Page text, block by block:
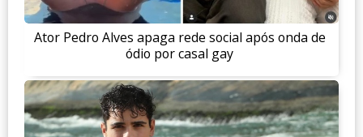
Ator Pedro Alves apaga rede social após onda de
ódio por casal gay